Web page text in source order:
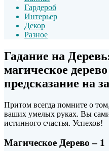
Гардероб
Интерьер
Декор
Разное
Гадание на
магическое
предсказание на
Притом всегда помните о
ваших умелых руках. Вы
истинного счастья. Успехов!
Магическое Дерево – 1